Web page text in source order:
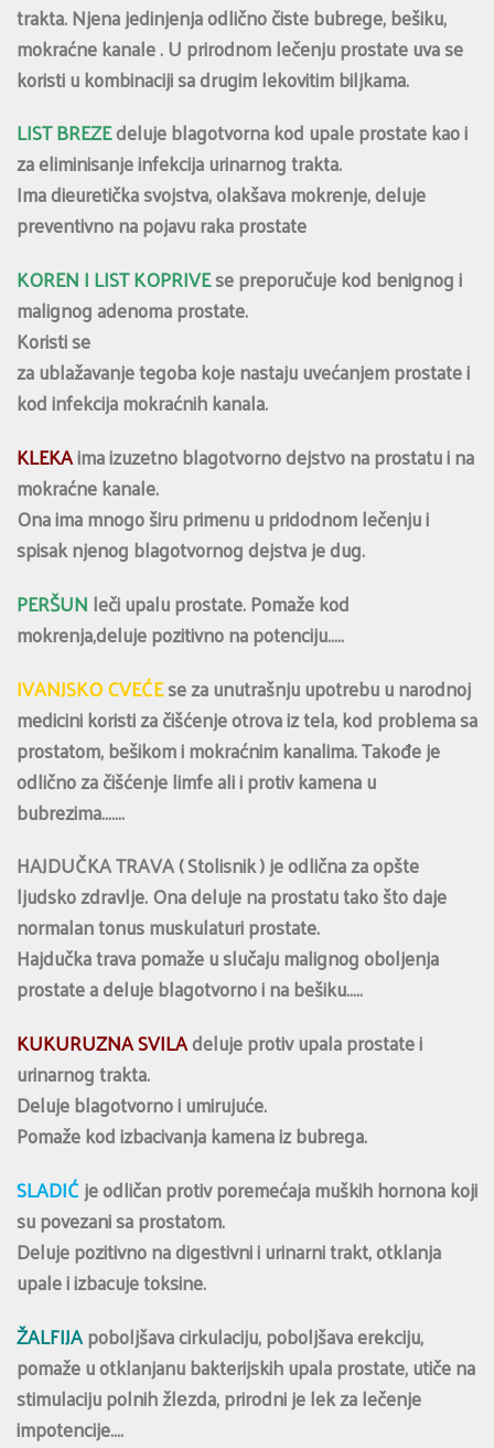
trakta. Njena jedinjenja odlično čiste bubrege, bešiku,
mokraćne kanale . U prirodnom lečenju prostate uva se
koristi u kombinaciji sa drugim lekovitim biljkama.
LIST BREZEdeluje blagotvorna kod upale prostate kao i
za eliminisanje infekcija urinarnog trakta.
Ima dieuretička svojstva, olakšava mokrenje, deluje
preventivno na pojavu raka prostate
KOREN I LIST KOPRIVEse preporučuje kod benignog i
malignog adenoma prostate.
Koristi se
za ublažavanje tegoba koje nastaju uvećanjem prostate i
kod infekcija mokraćnih kanala.
KLEKAima izuzetno blagotvorno dejstvo na prostatu i na
mokraćne kanale.
Ona ima mnogo širu primenu u pridodnom lečenju i
spisak njenog blagotvornog dejstva je dug.
PERŠUNleči upalu prostate. Pomaže kod
mokrenja,deluje pozitivno na potenciju…..
IVANJSKO CVEĆEse za unutrašnju upotrebu u narodnoj
medicini koristi za čišćenje otrova iz tela, kod problema sa
prostatom, bešikom i mokraćnim kanalima. Takođe je
odlično za čišćenje limfe ali i protiv kamena u
bubrezima…….
HAJDUČKA TRAVA ( Stolisnik ) je odlična za opšte
ljudsko zdravlje. Ona deluje na prostatu tako što daje
normalan tonus muskulaturi prostate.
Hajdučka trava pomaže u slučaju malignog oboljenja
prostate a deluje blagotvorno i na bešiku…..
KUKURUZNA SVILAdeluje protiv upala prostate i
urinarnog trakta.
Deluje blagotvorno i umirujuće.
Pomaže kod izbacivanja kamena iz bubrega.
SLADIĆje odličan protiv poremećaja muških hornona koji
su povezani sa prostatom.
Deluje pozitivno na digestivni i urinarni trakt, otklanja
upale i izbacuje toksine.
ŽALFIJApoboljšava cirkulaciju, poboljšava erekciju,
pomaže u otklanjanu bakterijskih upala prostate, utiče na
stimulaciju polnih žlеzda, prirodni je lek za lečenje
impotencije….